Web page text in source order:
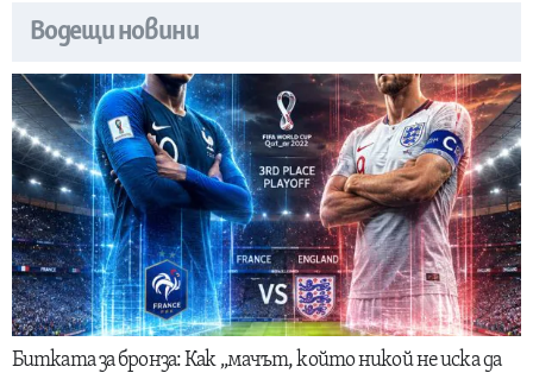
Водещи новини
Битката за бронза: Как „мачът, който никой не иска да